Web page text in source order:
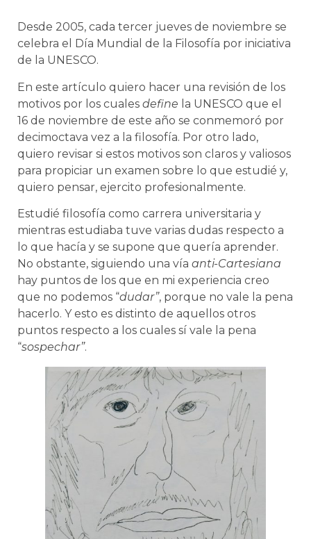
Desde 2005, cada tercer jueves de noviembre se
celebra el Día Mundial de la Filosofía por iniciativa
de la UNESCO.
En este artículo quiero hacer una revisión de los
motivos por los cuales define la UNESCO que el
16 de noviembre de este año se conmemoró por
decimoctava vez a la filosofía. Por otro lado,
quiero revisar si estos motivos son claros y valiosos
para propiciar un examen sobre lo que estudié y,
quiero pensar, ejercito profesionalmente.
Estudié filosofía como carrera universitaria y
mientras estudiaba tuve varias dudas respecto a
lo que hacía y se supone que quería aprender.
No obstante, siguiendo una vía anti-Cartesiana
hay puntos de los que en mi experiencia creo
que no podemos “dudar”, porque no vale la pena
hacerlo. Y esto es distinto de aquellos otros
puntos respecto a los cuales sí vale la pena
“sospechar”.